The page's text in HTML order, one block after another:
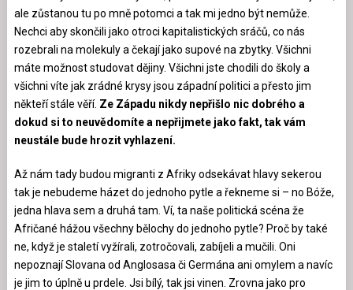
ale zůstanou tu po mně potomci a tak mi jedno být nemůže.
Nechci aby skončili jako otroci kapitalistických sráčů, co nás
rozebrali na molekuly a čekají jako supové na zbytky. Všichni
máte možnost studovat dějiny. Všichni jste chodili do školy a
všichni víte jak zrádné krysy jsou západní politici a přesto jim
někteří stále věří. Ze Západu nikdy nepřišlo nic dobrého a
dokud si to neuvědomíte a nepřijmete jako fakt, tak vám
neustále bude hrozit vyhlazení.
Až nám tady budou migranti z Afriky odsekávat hlavy sekerou
tak je nebudeme házet do jednoho pytle a řekneme si – no Bóže,
jedna hlava sem a druhá tam. Ví, ta naše politická scéna že
Afričané hážou všechny bělochy do jednoho pytle? Proč by také
ne, když je staletí vyžírali, zotročovali, zabíjeli a mučili. Oni
nepoznají Slovana od Anglosasa či Germána ani omylem a navíc
je jim to úplně u prdele. Jsi bílý, tak jsi vinen. Zrovna jako pro